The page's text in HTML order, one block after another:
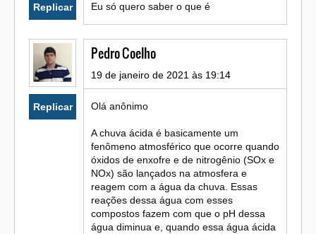
Replicar Eu só quero saber o que é
Replicar
Pedro Coelho
19 de janeiro de 2021 às 19:14
Olá anônimo
A chuva ácida é basicamente um
fenômeno atmosférico que ocorre quando
óxidos de enxofre e de nitrogênio (SOx e
NOx) são lançados na atmosfera e
reagem com a água da chuva. Essas
reações dessa água com esses
compostos fazem com que o pH dessa
água diminua e, quando essa água ácida